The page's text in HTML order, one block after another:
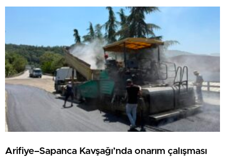
Arifiye–Sapanca Kavşağı’nda onarım çalışması